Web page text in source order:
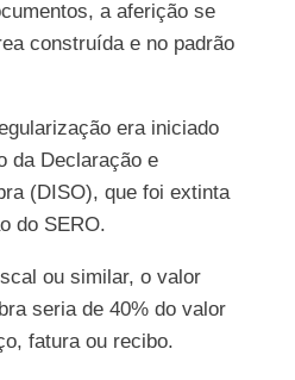
a aferição se
construída e no padrão
era iniciado
da Declaração e
(DISO), que foi extinta
do SERO.
ou similar, o valor
seria de 40% do valor
fatura ou recibo.